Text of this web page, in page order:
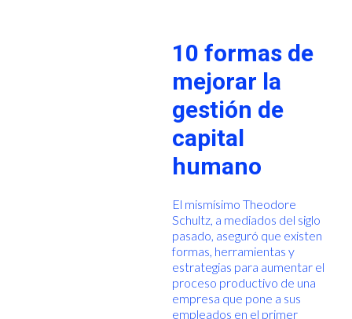
10 formas de
mejorar la
gestión de
capital
humano
El mismísimo Theodore
Schultz, a mediados del siglo
pasado, aseguró que existen
formas, herramientas y
estrategias para aumentar el
proceso productivo de una
empresa que pone a sus
empleados en el primer